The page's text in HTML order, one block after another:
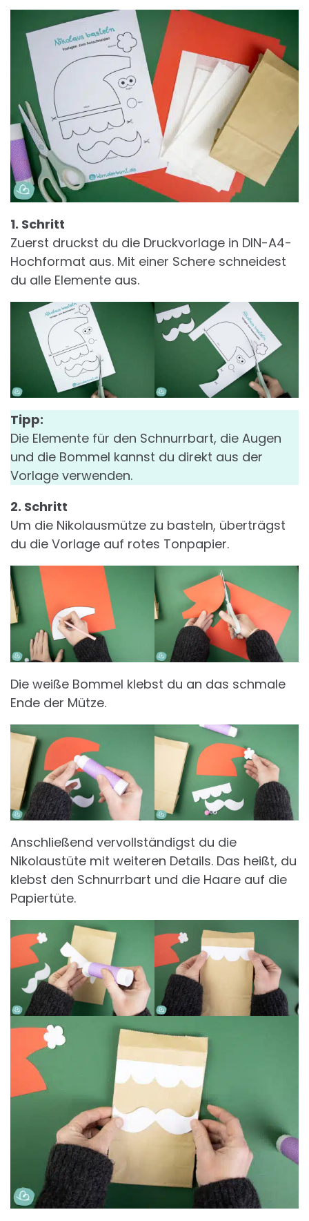
1. Schritt
Zuerst druckst du die Druckvorlage in DIN-A4-
Hochformat aus. Mit einer Schere schneidest
du alle Elemente aus.
Tipp:
Die Elemente für den Schnurrbart, die Augen
und die Bommel kannst du direkt aus der
Vorlage verwenden.
2. Schritt
Um die Nikolausmütze zu basteln, überträgst
du die Vorlage auf rotes Tonpapier.
Die weiße Bommel klebst du an das schmale
Ende der Mütze.
Anschließend vervollständigst du die
Nikolaustüte mit weiteren Details. Das heißt, du
klebst den Schnurrbart und die Haare auf die
Papiertüte.